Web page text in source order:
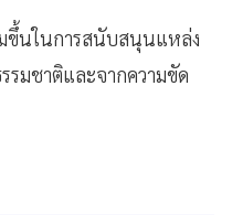
ขึ้นในการสนับสนุนแหล่ง
มชาติและจากความขัด